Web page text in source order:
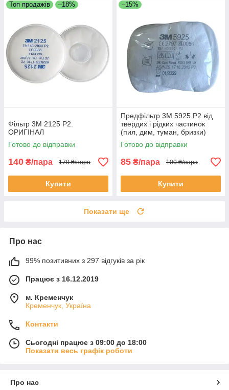
Топ продажів –18%
Фільтр 3М 2125 Р2.
ОРИГІНАЛ
Готово до відправки
140 ₴/пара 170 ₴/пара
Купити
–15%
Предфільтр 3M 5925 P2 від
твердих і рідких частинок
(пил, дим, туман, бризки)
Готово до відправки
85 ₴/пара 100 ₴/пара
Купити
Показати ще
Про нас
99% позитивних з 297 відгуків за рік
Працює з 16.12.2019
м. Кременчук
Кременчук, Україна
Контакти
Сьогодні працює з 09:00 до 18:00
Показати весь графік роботи
Про нас